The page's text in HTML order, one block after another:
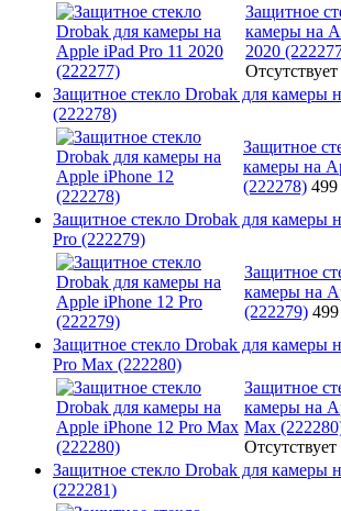
Защитное
камеры на
2020
Отсутствует
Защитное стекло Drobak для камеры
(222278)
Защитное
камеры на
(222278) 499
Защитное стекло Drobak для камеры
Pro (222279)
Защитное
камеры на
(222279)
Защитное стекло Drobak для камеры
Pro Max (222280)
Защитное
камеры на
Max
Отсутствует
Защитное стекло Drobak для камеры
(222281)